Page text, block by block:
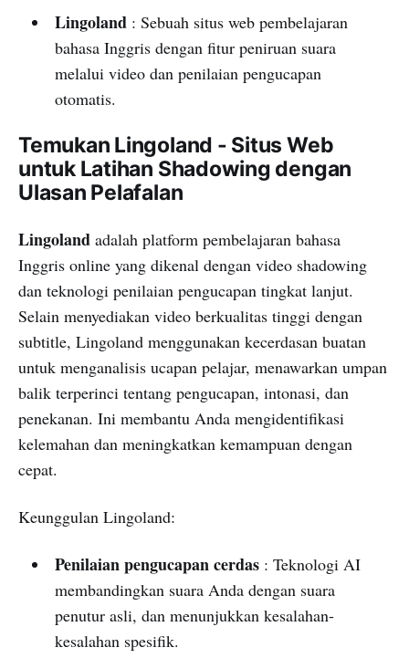
Lingoland : Sebuah situs web pembelajaran
bahasa Inggris dengan fitur peniruan suara
melalui video dan penilaian pengucapan
otomatis.
Temukan Lingoland - Situs Web
untuk Latihan Shadowing dengan
Ulasan Pelafalan
Lingoland adalah platform pembelajaran bahasa
Inggris online yang dikenal dengan video shadowing
dan teknologi penilaian pengucapan tingkat lanjut.
Selain menyediakan video berkualitas tinggi dengan
subtitle, Lingoland menggunakan kecerdasan buatan
untuk menganalisis ucapan pelajar, menawarkan umpan
balik terperinci tentang pengucapan, intonasi, dan
penekanan. Ini membantu Anda mengidentifikasi
kelemahan dan meningkatkan kemampuan dengan
cepat.
Keunggulan Lingoland:
Penilaian pengucapan cerdas: Teknologi AI
membandingkan suara Anda dengan suara
penutur asli, dan menunjukkan kesalahan-
kesalahan spesifik.